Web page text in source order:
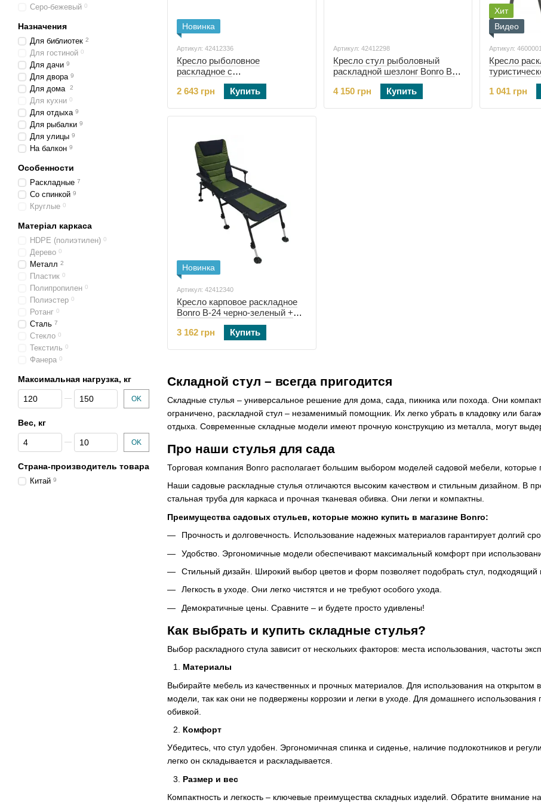
Складной стул – всегда пригодится
Складные стулья – универсальное решение для дома, сада, пикника или похода. Они
ограничено, раскладной стул – незаменимый помощник. Их легко убрать в кладовку или
отдыха. Современные складные модели имеют прочную конструкцию из металла, могут
Про наши стулья для сада
Торговая компания Bonro располагает большим выбором моделей садовой мебели,
Наши садовые раскладные стулья отличаются высоким качеством и стильным дизайном. В
стальная труба для каркаса и прочная тканевая обивка. Они легки и компактны.
Преимущества садовых стульев, которые можно купить в магазине Bonro:
Прочность и долговечность. Использование надежных материалов гарантирует долгий
Удобство. Эргономичные модели обеспечивают максимальный комфорт при
Стильный дизайн. Широкий выбор цветов и форм позволяет подобрать стул, подходящий
Легкость в уходе. Они легко чистятся и не требуют особого ухода.
Демократичные цены. Сравните – и будете просто удивлены!
Как выбрать и купить складные стулья?
Выбор раскладного стула зависит от нескольких факторов: места использования, частоты
Материалы
Выбирайте мебель из качественных и прочных материалов. Для использования на открытом
модели, так как они не подвержены коррозии и легки в уходе. Для домашнего
обивкой.
Комфорт
Убедитесь, что стул удобен. Эргономичная спинка и сиденье, наличие подлокотников и
легко он складывается и раскладывается.
Размер и вес
Компактность и легкость – ключевые преимущества складных изделий. Обратите внимание
Новинка
Артикул: 42412336
Кресло рыболовное
раскладное с
телескопическими ножками
Bonro B-115 бежевое
2 643 грн Купить
Артикул: 42412298
Кресло стул рыболовный
раскладной шезлонг Bonro B-
22 темно-зеленое (42412298)
4 150 грн
Купить
Хит
Видео
Артикул:
Кресло
1 041 грн
Новинка
Артикул: 42412340
Кресло карповое раскладное
Bonro B-24 черно-зеленый +
подставка (42412340)
3 162 грн
Купить
Серо-бежевый 0
Назначения
Для библиотек 2
Для гостиной 0
Для дачи 9
Для двора 9
Для дома 2
Для кухни 0
Для отдыха 9
Для рыбалки 9
Для улицы 9
На балкон 9
Особенности
Раскладные 7
Со спинкой 9
Круглые 0
Матеріал каркаса
HDPE (полиэтилен) 0
Дерево 0
Металл 2
Пластик 0
Полипропилен 0
Полиэстер 0
Ротанг 0
Сталь 7
Стекло 0
Текстиль 0
Фанера 0
Максимальная нагрузка, кг
От Максимальная нагрузка, кг
До Максимальная нагрузка, кгOK
Вес, кг
От Вес, кг
До Вес, кг OK
Страна-производитель товара
Китай 9